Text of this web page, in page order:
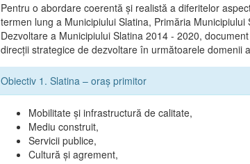
Pentru o abordare coerentă şi realistă a diferitelor
termen lung a Municipiului Slatina, Primăria
Dezvoltare a Municipiului Slatina 2014 - 2020,
direcţii strategice de dezvoltare în următoarele domenii
Obiectiv 1. Slatina – oraş primitor
Mobilitate şi infrastructură de calitate,
Mediu construit,
Servicii publice,
Cultură şi agrement,